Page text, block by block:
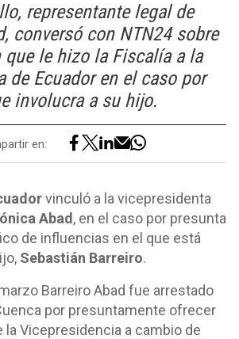
representante legal de
conversó con NTN24 sobre
le hizo la Fiscalía a la
de Ecuador en el caso por
involucra a su hijo.
en:
vinculó a la vicepresidenta
Abad , en el caso por presunta
de influencias en el que está
Sebastián Barreiro.
Barreiro Abad fue arrestado
por presuntamente ofrecer
la Vicepresidencia a cambio de